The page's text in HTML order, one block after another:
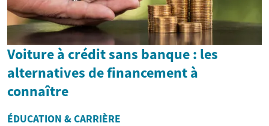
Voiture à crédit sans banque : les
alternatives de financement à
connaître
ÉDUCATION & CARRIÈRE